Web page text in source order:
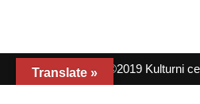
Copyright ©2019 Kulturni
Translate »